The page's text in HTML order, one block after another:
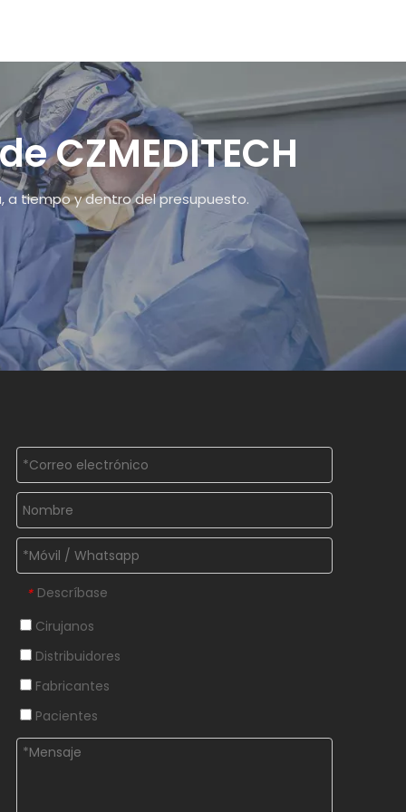
CZMEDITECH
a tiempo y dentro del presupuesto.
* Descríbase
Cirujanos
Distribuidores
Fabricantes
Pacientes